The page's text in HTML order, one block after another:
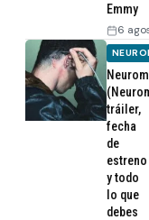
Emmy
6
tráiler,
fecha
de
estreno
y todo
lo que
debes